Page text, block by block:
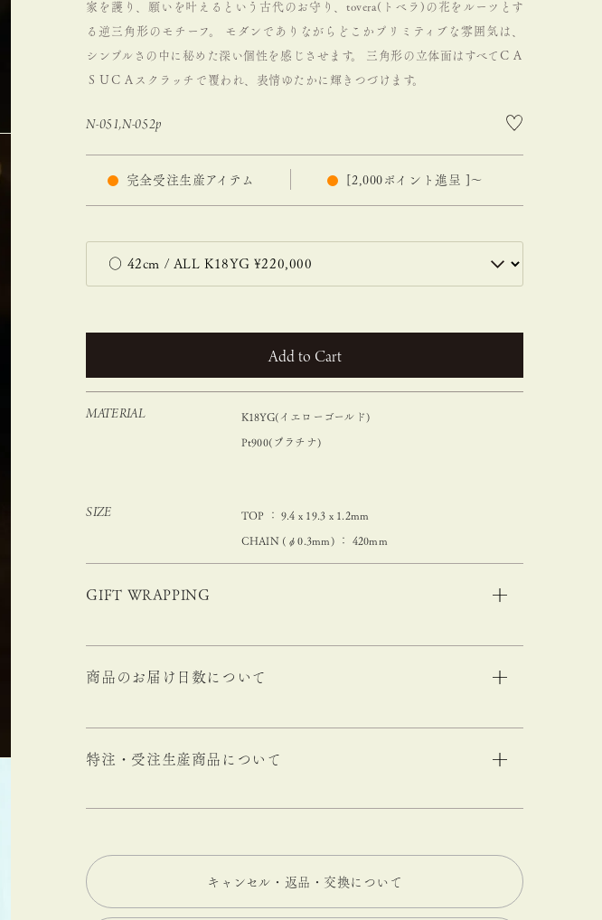
家を護り、願いを叶えるという古代のお守り、tovera(トベラ)の花をルーツとす
る逆三角形のモチーフ。 モダンでありながらどこかプリミティブな雰囲気は、
シンプルさの中に秘めた深い個性を感じさせます。 三角形の立体面はすべてＣＡ
ＳＵＣＡスクラッチで覆われ、表情ゆたかに輝きつづけます。
N-051,N-052p
完全受注生産アイテム 2,000 ポイント進呈 ] 〜
カートに入れる
MATERIAL K18YG(イエローゴールド)
Pt900(プラチナ)
SIZE TOP ： 9.4 x 19.3 x 1.2mm
CHAIN (φ0.3mm) ： 420mm
GIFT WRAPPING
商品のお届け日数について
特注・受注生産商品について
キャンセル・返品・交換について